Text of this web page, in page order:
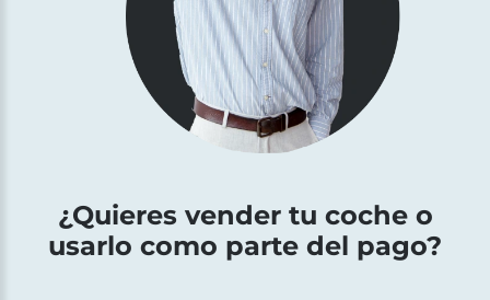
¿Quieres vender tu coche o
usarlo como parte del pago?